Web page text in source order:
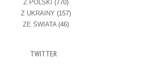
Z POLSKI (770)
Z UKRAINY (157)
ZE ŚWIATA(46)
TWITTER